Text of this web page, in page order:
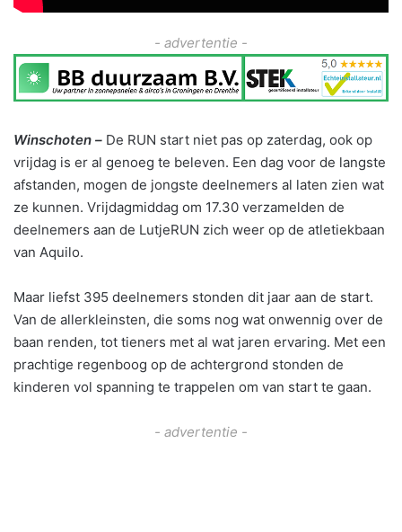
- advertentie -
Winschoten – De RUN start niet pas op zaterdag, ook op
vrijdag is er al genoeg te beleven. Een dag voor de langste
afstanden, mogen de jongste deelnemers al laten zien wat
ze kunnen. Vrijdagmiddag om 17.30 verzamelden de
deelnemers aan de LutjeRUN zich weer op de atletiekbaan
van Aquilo.
Maar liefst 395 deelnemers stonden dit jaar aan de start.
Van de allerkleinsten, die soms nog wat onwennig over de
baan renden, tot tieners met al wat jaren ervaring. Met een
prachtige regenboog op de achtergrond stonden de
kinderen vol spanning te trappelen om van start te gaan.
- advertentie -